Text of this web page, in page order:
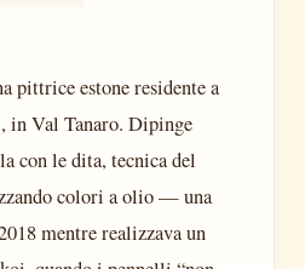
pittrice estone residente a
in Val Tanaro. Dipinge
con le dita, tecnica del
colori a olio — una
mentre realizzava un